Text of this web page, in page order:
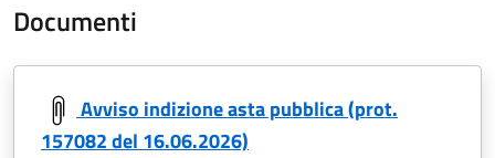
Documenti
Avviso indizione asta pubblica (prot.
157082 del 16.06.2026)